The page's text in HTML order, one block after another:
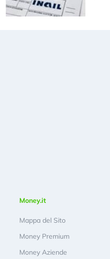
Money.it
Mappa del Sito
Money Premium
Money Aziende